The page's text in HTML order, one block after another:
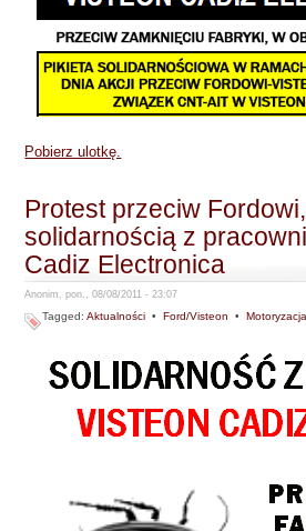
Pobierz ulotkę.
Protest przeciw
solidarnością z
Cadiz Electronica
Anonim, pon., 08/08/2011 - 23:07
Tagged:Aktualności •Ford/Visteon •Motoryzacja